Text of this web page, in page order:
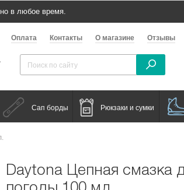
в любое время.
Оплата Контакты О магазине Отзывы
Сап борды Рюкзаки и сумки
Daytona Цепная смазка